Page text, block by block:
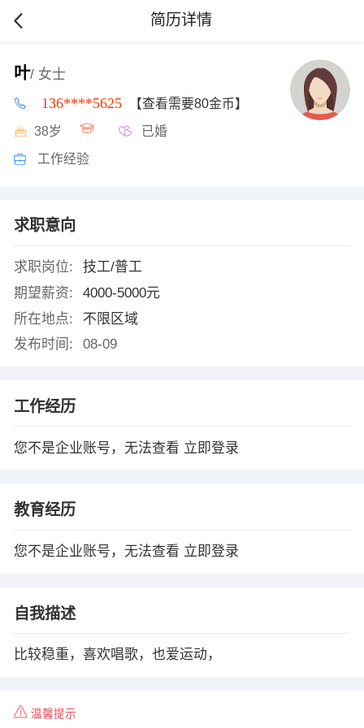
简历详情
叶/ 女士
136****5625 【查看需要80金币】
38岁 已婚
工作经验
求职意向
求职岗位:
技工/普工
期望薪资:
4000-5000元
所在地点:
不限区域
发布时间:
08-09
工作经历
您不是企业账号，无法查看 立即登录
教育经历
您不是企业账号，无法查看 立即登录
自我描述
比较稳重，喜欢唱歌，也爱运动，
温馨提示